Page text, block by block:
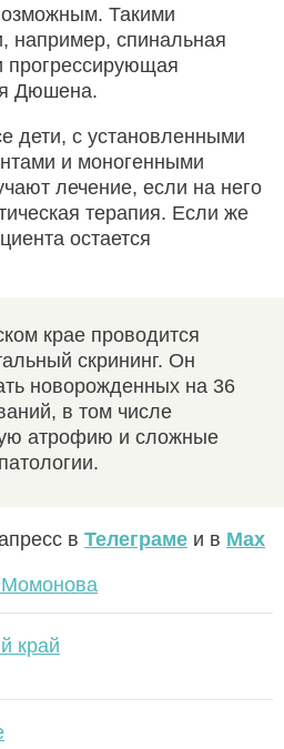
Такими
например, спинальная
Дюшена.
дети, с установленными
и моногенными
лечение, если на него
терапия. Если же
остается
крае проводится
скрининг. Он
новорожденных на 36
в том числе
атрофию и сложные
в Телеграме и в Max
край